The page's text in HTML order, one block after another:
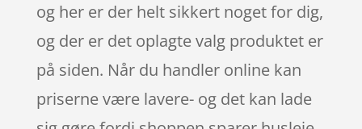
og her er der helt sikkert noget for dig,
og der er det oplagte valg produktet er
på siden. Når du handler online kan
priserne være lavere- og det kan lade